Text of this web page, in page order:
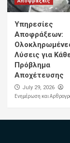
Υπηρεσίες
Αποφράξεων:
Λύσεις για
Πρόβλημα
Αποχέτευσης
July 29, 2026
Ενημέρωση και